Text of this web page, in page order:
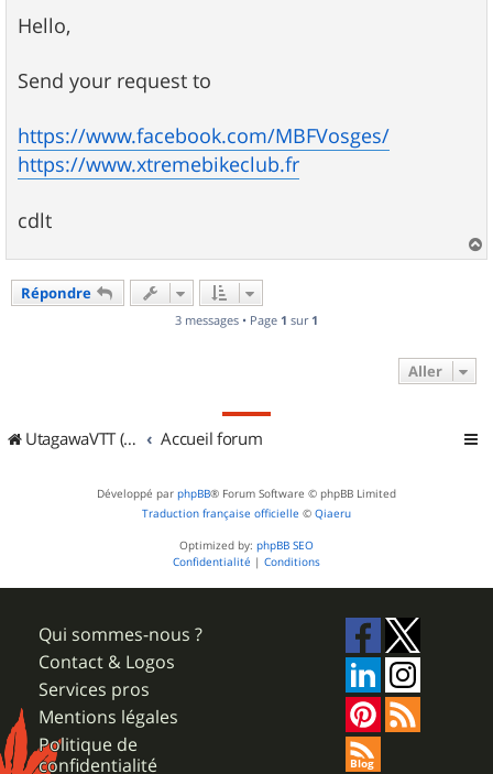
s
s
g
e
Hello,
Send your request to
https://www.facebook.com/MBFVosges/
https://www.xtremebikeclub.fr
cdlt
a
Répondre
3 messages • Page 1 sur 1
Aller
UtagawaVTT (Randos VTT et VTTAE avec traces GPS) Accueil forum
Développé par phpBB® Forum Software © phpBB Limited
Traduction française officielle © Qiaeru
Optimized by: phpBB SEO
Confidentialité | Conditions
Qui sommes-nous ?
Contact & Logos
Services pros
Mentions légales
Politique de
confidentialité